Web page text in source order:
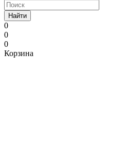
Найти
0
0
0
Корзина